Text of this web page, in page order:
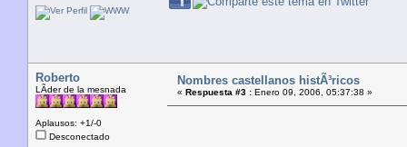
Roberto
LÃ­der de la mesnada
Aplausos: +1/-0
Desconectado
Nombres castellanos histÃ³ricos
« Respuesta #3 : Enero 09, 2006, 05:37:38 »